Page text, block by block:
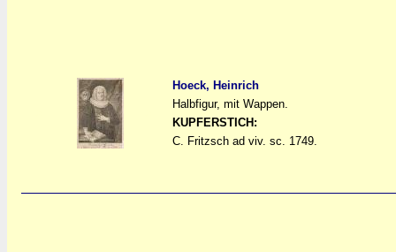
Hoeck, Heinrich
Halbfigur, mit Wappen.
KUPFERSTICH:
C. Fritzsch ad viv. sc. 1749.